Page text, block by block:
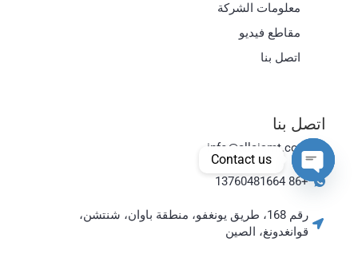
معلومات الشركة
مقاطع فيديو
اتصل بنا
اتصل بنا
info@allaismt.com
+86 13760481664
رقم 168، طريق يونغفو، منطقة باوان، شنتشن،
قوانغدونغ، الصين
Deutsch
Polski
ไทย
Tiếng Việt
日本語
Magyar
Contact us
Open chaty